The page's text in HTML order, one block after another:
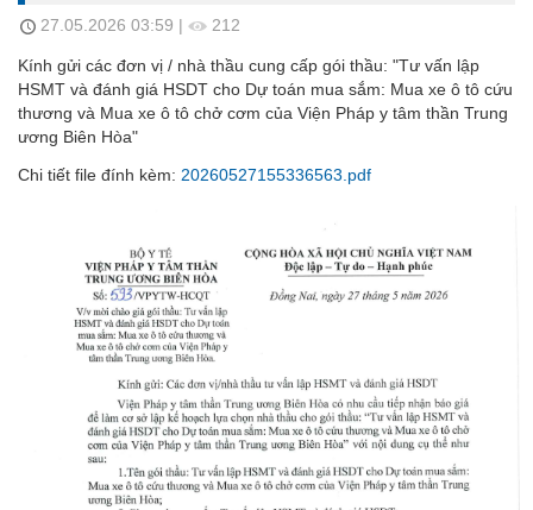
27.05.2026 03:59 | 212
Kính gửi các đơn vị / nhà thầu cung cấp gói thầu: "Tư vấn lập
HSMT và đánh giá HSDT cho Dự toán mua sắm: Mua xe ô tô cứu
thương và Mua xe ô tô chở cơm của Viện Pháp y tâm thần Trung
ương Biên Hòa"
Chi tiết file đính kèm: 20260527155336563.pdf